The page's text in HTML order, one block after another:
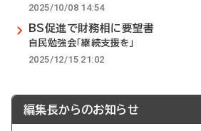
2025/10/08 14:54
BS促進で財務相に要望書
自民勉強会「継続支援を」
2025/12/15 21:02
編集長からのお知らせ